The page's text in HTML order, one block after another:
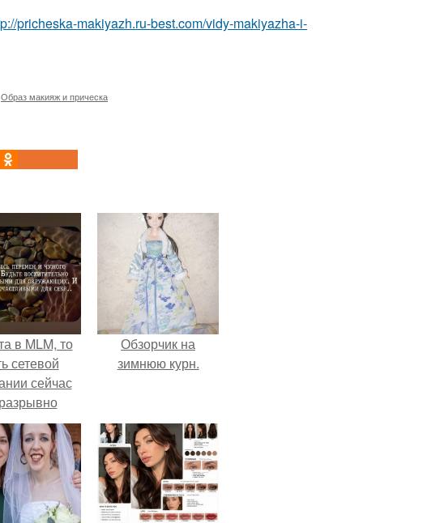
pricheska-makiyazh.ru-best.com/vidy-makiyazha-i-
Образ макияж и прическа
в MLM, то
сетевой
сейчас
с создание
контента,
страницы в
сетях.
Обзорчик на
зимнюю курн.